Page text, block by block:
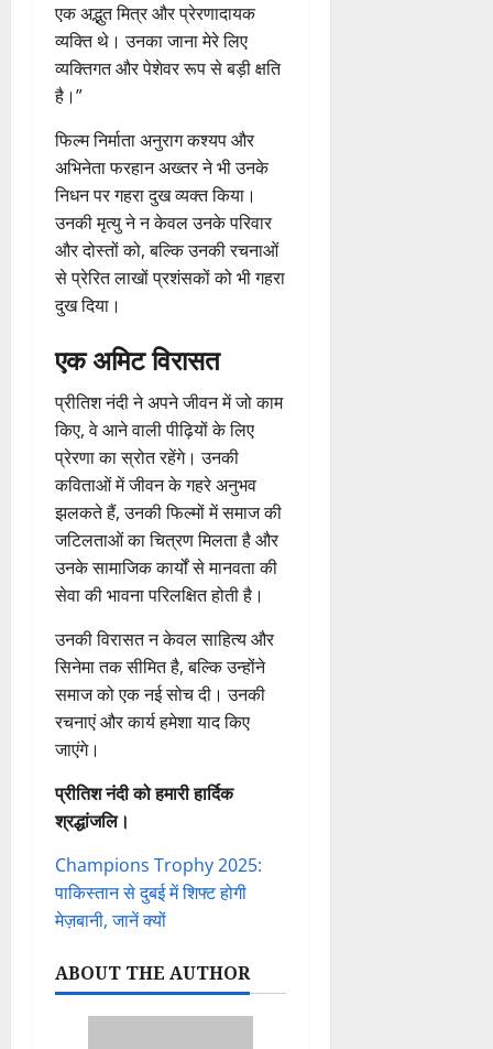
एक अद्भुत मित्र और प्रेरणादायक
व्यक्ति थे। उनका जाना मेरे लिए
व्यक्तिगत और पेशेवर रूप से बड़ी क्षति
है।”
फिल्म निर्माता अनुराग कश्यप और
अभिनेता फरहान अख्तर ने भी उनके
निधन पर गहरा दुख व्यक्त किया।
उनकी मृत्यु ने न केवल उनके परिवार
और दोस्तों को, बल्कि उनकी रचनाओं
से प्रेरित लाखों प्रशंसकों को भी गहरा
दुख दिया।
एक अमिट विरासत
प्रीतिश नंदी ने अपने जीवन में जो काम
किए, वे आने वाली पीढ़ियों के लिए
प्रेरणा का स्रोत रहेंगे। उनकी
कविताओं में जीवन के गहरे अनुभव
झलकते हैं, उनकी फिल्मों में समाज की
जटिलताओं का चित्रण मिलता है और
उनके सामाजिक कार्यों से मानवता की
सेवा की भावना परिलक्षित होती है।
उनकी विरासत न केवल साहित्य और
सिनेमा तक सीमित है, बल्कि उन्होंने
समाज को एक नई सोच दी। उनकी
रचनाएं और कार्य हमेशा याद किए
जाएंगे।
प्रीतिश नंदी को हमारी हार्दिक
श्रद्धांजलि।
Champions Trophy 2025:
पाकिस्तान से दुबई में शिफ्ट होगी
मेज़बानी, जानें क्यों
ABOUT THE AUTHOR